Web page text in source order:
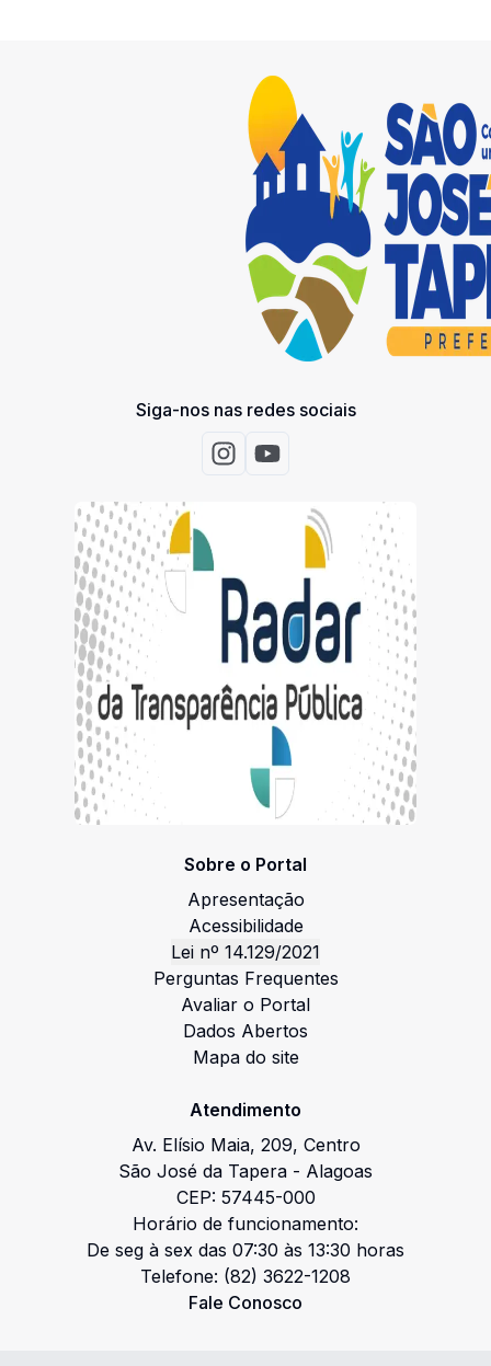
Siga-nos nas redes sociais
Acessar Instagram
Acessar Youtube
Sobre o Portal
Apresentação
Acessibilidade
Lei nº 14.129/2021
Perguntas Frequentes
Avaliar o Portal
Dados Abertos
Mapa do site
Atendimento
Av. Elísio Maia, 209, Centro
São José da Tapera - Alagoas
CEP: 57445-000
Horário de funcionamento:
De seg à sex das 07:30 às 13:30 horas
Telefone: (82) 3622-1208
Fale Conosco